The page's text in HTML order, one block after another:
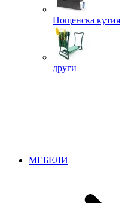
Пощенска кутия
други
МЕБЕЛИ